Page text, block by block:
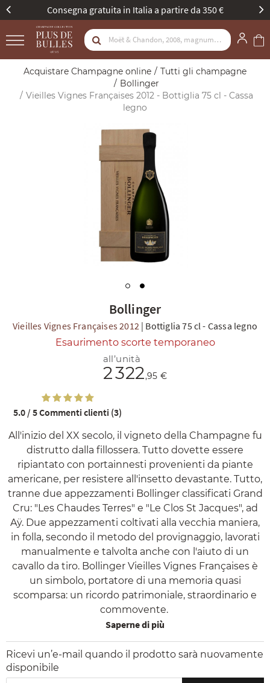
da 350 € Nuova identità, stessa
Acquistare Champagne online
Tutti gli champagne
Bollinger
Vieilles Vignes Françaises 2012 - Bottiglia 75 cl - Cassa
legno
Bollinger
Vieilles Vignes Françaises 2012| Bottiglia 75 cl- Cassa legno
Esaurimento scorte temporaneo
All'inizio del XX secolo, il vigneto della Champagne fu
distrutto dalla fillossera. Tutto dovette essere
ripiantato con portainnesti provenienti da piante
americane, per resistere all'insetto devastante. Tutto,
tranne due appezzamenti Bollinger classificati Grand
Cru: "Les Chaudes Terres" e "Le Clos St Jacques", ad
Aÿ. Due appezzamenti coltivati alla vecchia maniera,
in folla, secondo il metodo del provignaggio, lavorati
manualmente e talvolta anche con l'aiuto di un
cavallo da tiro. Bollinger Vieilles Vignes Françaises è
un simbolo, portatore di una memoria quasi
scomparsa: un ricordo patrimoniale, straordinario e
commovente.
Saperne di più
all’unità
2 322,95 €
5.0 / 5Commenti clienti (3)
Ricevi un’e-mail quando il prodotto sarà nuovamente
disponibile